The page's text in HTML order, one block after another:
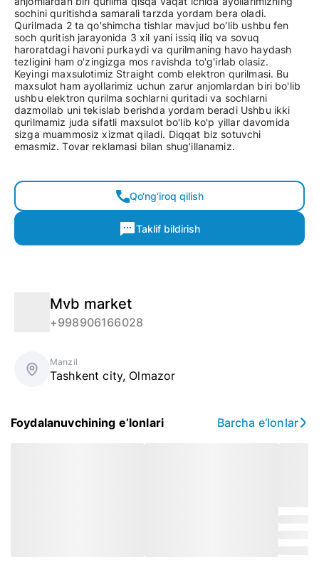
sochini quritishda samarali tarzda yordam bera oladi.
Qurilmada 2 ta qo'shimcha tishlar mavjud bo'lib ushbu fen
soch quritish jarayonida 3 xil yani issiq iliq va sovuq
haroratdagi havoni purkaydi va qurilmaning havo haydash
tezligini ham o'zingizga mos ravishda to'g'irlab olasiz.
Keyingi maxsulotimiz Straight comb elektron qurilmasi. Bu
maxsulot ham ayollarimiz uchun zarur anjomlardan biri bo'lib
ushbu elektron qurilma sochlarni quritadi va sochlarni
dazmollab uni tekislab berishda yordam beradi Ushbu ikki
qurilmamiz juda sifatli maxsulot bo'lib ko'p yillar davomida
sizga muammosiz xizmat qiladi. Diqqat biz sotuvchi
emasmiz. Tovar reklamasi bilan shug'illanamiz.
Qo‘ng‘iroq qilish
Taklif bildirish
Mvb market
+998906166028
Manzil
Tashkent city, Olmazor
Foydalanuvchining e’lonlari Barcha e‘lonlar